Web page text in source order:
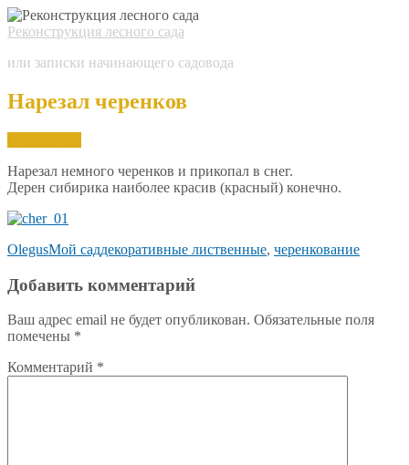
Реконструкция лесного сада
или записки начинающего садовода
Нарезал черенков
Нарезал немного черенков и прикопал в снег.
Дерен сибирика наиболее красив (красный) конечно.
OlegusМой саддекоративные лиственные, черенкование
Добавить комментарий
Ваш адрес email не будет опубликован. Обязательные поля
помечены *
Комментарий *